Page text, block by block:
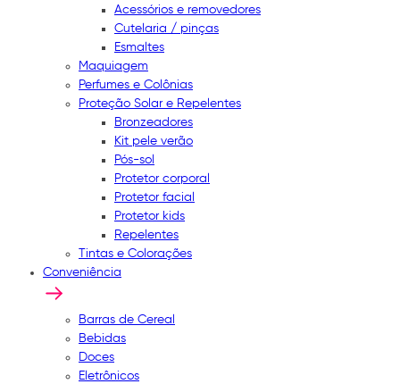
Acessórios e removedores
Cutelaria / pinças
Esmaltes
Maquiagem
Perfumes e Colônias
Proteção Solar e Repelentes
Bronzeadores
Kit pele verão
Pós-sol
Protetor corporal
Protetor facial
Protetor kids
Repelentes
Tintas e Colorações
Conveniência
Barras de Cereal
Bebidas
Doces
Eletrônicos